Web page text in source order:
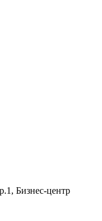
Бизнес-центр